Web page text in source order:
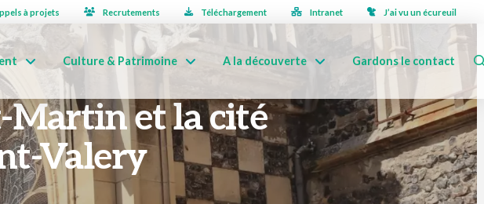
à projets Recrutements Téléchargement Intranet J’ai vu un écureuil
Culture & Patrimoine A la découverte Gardons le contact
Martin et la cité
Valery